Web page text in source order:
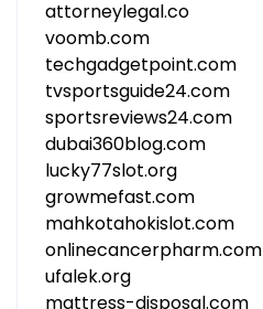
attorneylegal.co
voomb.com
techgadgetpoint.com
tvsportsguide24.com
sportsreviews24.com
dubai360blog.com
lucky77slot.org
growmefast.com
mahkotahokislot.com
onlinecancerpharm.com
ufalek.org
mattress-disposal.com